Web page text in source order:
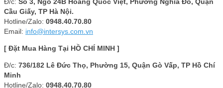
Cầu Giấy, TP Hà Nội.
Hotline/Zalo: 0948.40.70.80
Email: info@intersys.com.vn
[ Đặt Mua Hàng Tại HỒ CHÍ MINH ]
Đ/c: 736/182 Lê Đức Thọ, Phường 15, Quận Gò Vấp, TP Hồ Chí
Minh
Hotline/Zalo: 0948.40.70.80